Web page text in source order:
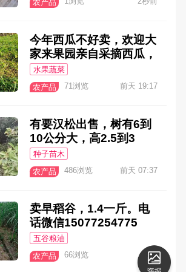
518#县城十斤送货上门
农产品
今年西瓜不好卖，欢迎大
家来果园亲自采摘西瓜，
地址永乐附近，随便挑
选，摘好后按斤算，一个
两个都可以，一块钱一斤
水果蔬菜
农产品
71浏览 前天 19:17
有要汉松出售，树有6到
10公分大，高2.5到3
米，有需要的电话联系
种子苗木
农产品
486浏览 前天 07:37
卖早稻谷，1.4一斤。电
话微信15077254775
五谷粮油
农产品
66浏览 8-4